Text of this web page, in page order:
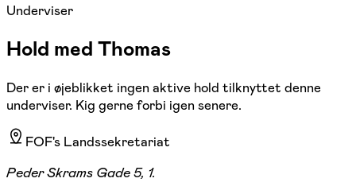
Underviser
Hold med Thomas
Der er i øjeblikket ingen aktive hold tilknyttet denne
underviser. Kig gerne forbi igen senere.
FOF's Landssekretariat
Peder Skrams Gade 5, 1.